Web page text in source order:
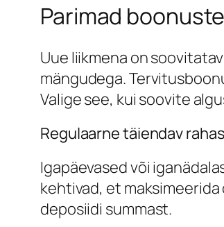
Parimad
Uue liikmena on
mängudega.
Valige see, kui soovite
Regulaarne täiendav
Igapäevased või
kehtivad, et
deposiidi summast.